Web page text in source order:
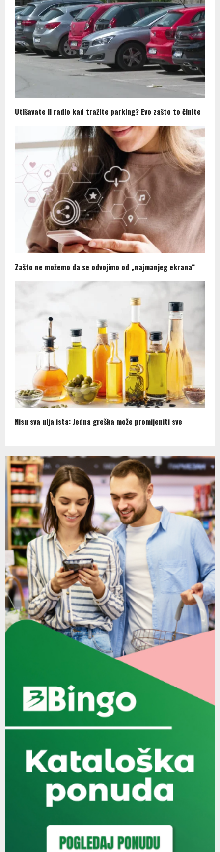
Utišavate li radio kad tražite parking? Evo zašto to činite
Zašto ne možemo da se odvojimo od „najmanjeg ekrana“
Nisu sva ulja ista: Jedna greška može promijeniti sve